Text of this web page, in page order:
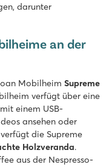
entfernt
Blanes
darunter
an der
Mobilheim Supreme
verfügt über eine
einem USB-
ansehen oder
die Supreme
Holzveranda.
aus der Nespresso-